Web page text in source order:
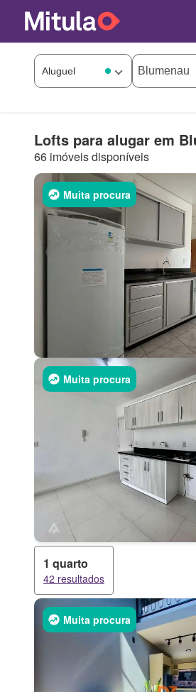
Lofts para alugar em
66 imóveis disponíveis
Muita procura
Muita procura
1 quarto
42 resultados
Muita procura